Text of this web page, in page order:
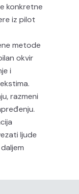
konkretne
iz pilot
metode
okvir
i
razmeni
ljude